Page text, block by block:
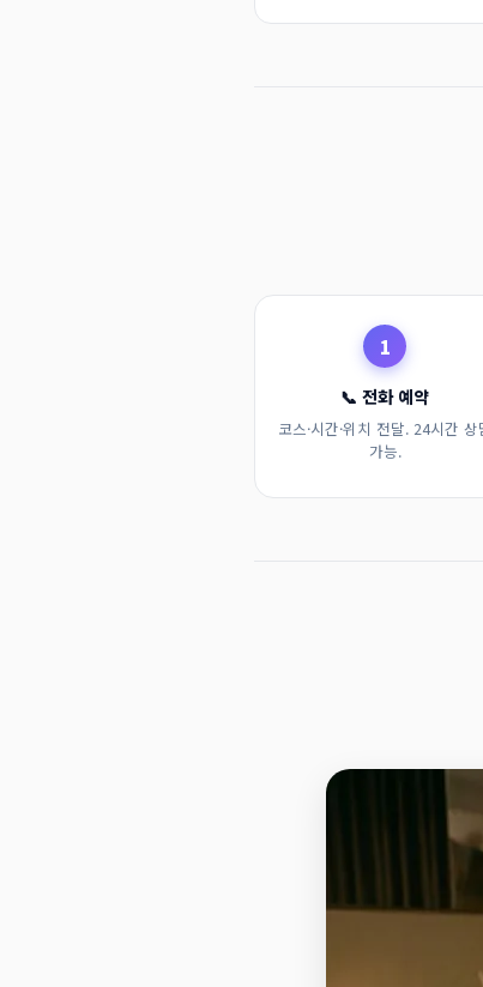
1
📞 전화 예약
코스·시간·위치 전달. 24시간 상
가능.